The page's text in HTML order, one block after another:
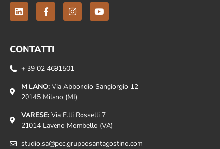
CONTATTI
+ 39 02 4691501
MILANO:Via Abbondio Sangiorgio 12
20145 Milano (MI)
VARESE:Via F.lli Rosselli 7
21014 Laveno Mombello (VA)
studio.sa@pec.grupposantagostino.com